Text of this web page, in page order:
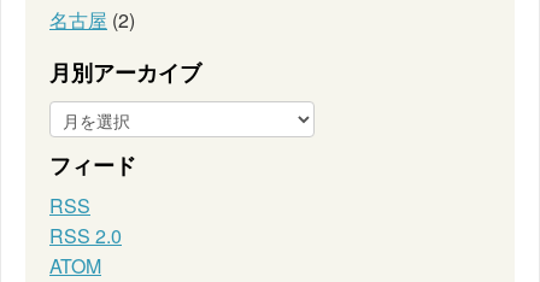
名古屋 (2)
月別アーカイブ
フィード
RSS
RSS 2.0
ATOM